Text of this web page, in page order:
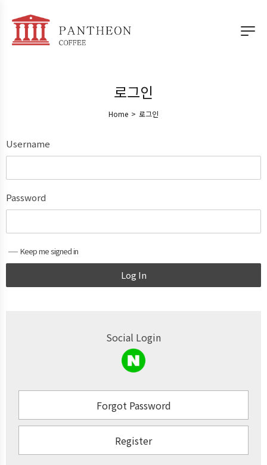
로그인
Home > 로그인
Username
Password
Keep me signed in
Log In
Social Login
Forgot Password
Register